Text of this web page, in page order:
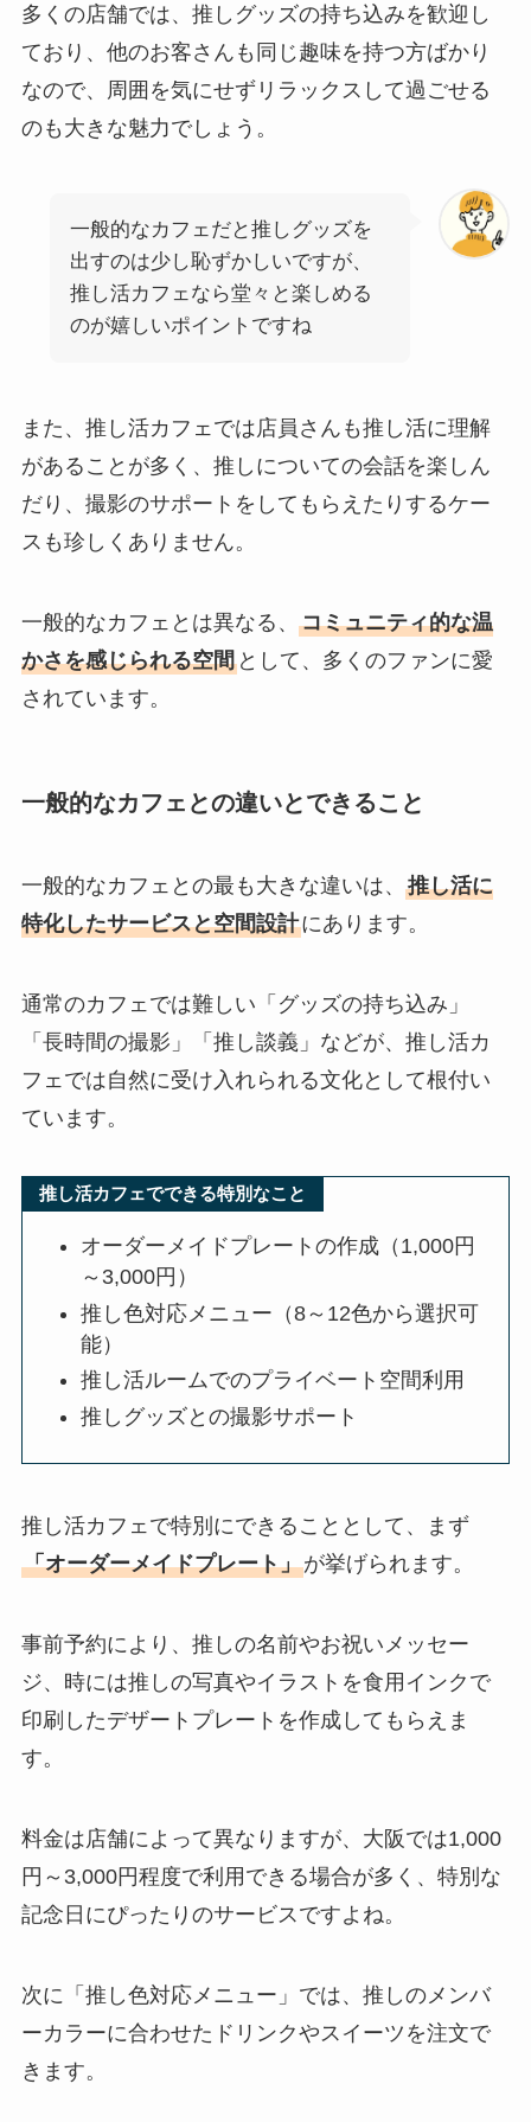
多くの店舗では、推しグッズの持ち込みを歓迎し
ており、他のお客さんも同じ趣味を持つ方ばかり
なので、周囲を気にせずリラックスして過ごせる
のも大きな魅力でしょう。
一般的なカフェだと推しグッズを
出すのは少し恥ずかしいですが、
推し活カフェなら堂々と楽しめる
のが嬉しいポイントですね
また、推し活カフェでは店員さんも推し活に理解
があることが多く、推しについての会話を楽しん
だり、撮影のサポートをしてもらえたりするケー
スも珍しくありません。
一般的なカフェとは異なる、 コミュニティ的な温
かさを感じられる空間として、多くのファンに愛
されています。
一般的なカフェとの違いとできること
一般的なカフェとの最も大きな違いは、 推し活に
特化したサービスと空間設計にあります。
通常のカフェでは難しい「グッズの持ち込み」
「長時間の撮影」「推し談義」などが、推し活カ
フェでは自然に受け入れられる文化として根付い
ています。
推し活カフェでできる特別なこと
オーダーメイドプレートの作成（1,000円
～3,000円）
推し色対応メニュー（8～12色から選択可
能）
推し活ルームでのプライベート空間利用
推しグッズとの撮影サポート
推し活カフェで特別にできることとして、まず
「オーダーメイドプレート」が挙げられます。
事前予約により、推しの名前やお祝いメッセー
ジ、時には推しの写真やイラストを食用インクで
印刷したデザートプレートを作成してもらえま
す。
料金は店舗によって異なりますが、大阪では1,000
円～3,000円程度で利用できる場合が多く、特別な
記念日にぴったりのサービスですよね。
次に「推し色対応メニュー」では、推しのメンバ
ーカラーに合わせたドリンクやスイーツを注文で
きます。